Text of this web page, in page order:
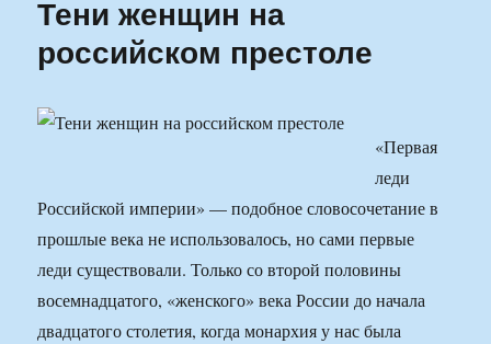
Тени женщин на
российском престоле
«Первая
леди
Российской империи» — подобное словосочетание в
прошлые века не использовалось, но сами первые
леди существовали. Только со второй половины
восемнадцатого, «женского» века России до начала
двадцатого столетия, когда монархия у нас была